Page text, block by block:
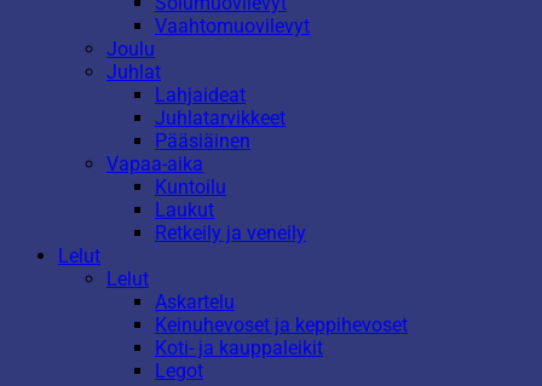
Vaahtomuovilevyt
Joulu
Juhlat
Lahjaideat
Juhlatarvikkeet
Pääsiäinen
Vapaa-aika
Kuntoilu
Laukut
Retkeily ja veneily
Lelut
Lelut
Askartelu
Keinuhevoset ja keppihevoset
Koti- ja kauppaleikit
Legot